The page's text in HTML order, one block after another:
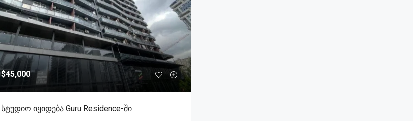
$45,000
Სტუდიო Იყიდება Guru Residence-Ში